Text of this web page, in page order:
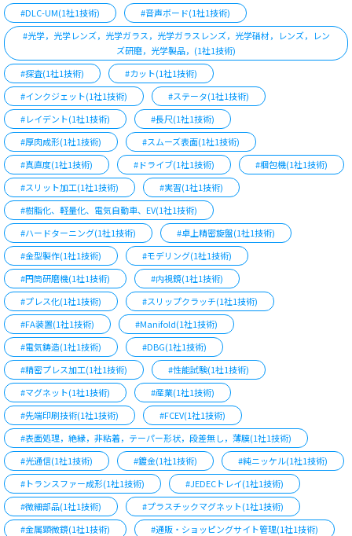
#DLC-UM(1社1技術)
#音声ボード(1社1技術)
#光学，光学レンズ，光学ガラス，光学ガラスレンズ，光学硝材，レンズ，レン
ズ研磨，光学製品，(1社1技術)
#探査(1社1技術)
#カット(1社1技術)
#インクジェット(1社1技術)
#ステータ(1社1技術)
#レイデント(1社1技術)
#長尺(1社1技術)
#厚肉成形(1社1技術)
#スムーズ表面(1社1技術)
#真直度(1社1技術)
#ドライブ(1社1技術)
#梱包機(1社1技術)
#スリット加工(1社1技術)
#実習(1社1技術)
#樹脂化、軽量化、電気自動車、EV(1社1技術)
#ハードターニング(1社1技術)
#卓上精密旋盤(1社1技術)
#金型製作(1社1技術)
#モデリング(1社1技術)
#円筒研磨機(1社1技術)
#内視鏡(1社1技術)
#プレス化(1社1技術)
#スリップクラッチ(1社1技術)
#FA装置(1社1技術)
#Manifold(1社1技術)
#電気鋳造(1社1技術)
#DBG(1社1技術)
#精密プレス加工(1社1技術)
#性能試験(1社1技術)
#マグネット(1社1技術)
#産業(1社1技術)
#先端印刷技術(1社1技術)
#FCEV(1社1技術)
#表面処理，絶縁，非粘着，テーパー形状，段差無し，薄膜(1社1技術)
#光通信(1社1技術)
#鍍金(1社1技術)
#純ニッケル(1社1技術)
#トランスファー成形(1社1技術)
#JEDECトレイ(1社1技術)
#微細部品(1社1技術)
#プラスチックマグネット(1社1技術)
#金属顕微鏡(1社1技術)
#通販・ショッピングサイト管理(1社1技術)